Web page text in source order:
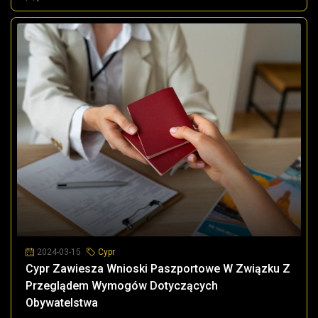
2024-03-15 Cypr
Cypr Zawiesza Wnioski Paszportowe W Związku Z
Przeglądem Wymogów Dotyczących
Obywatelstwa